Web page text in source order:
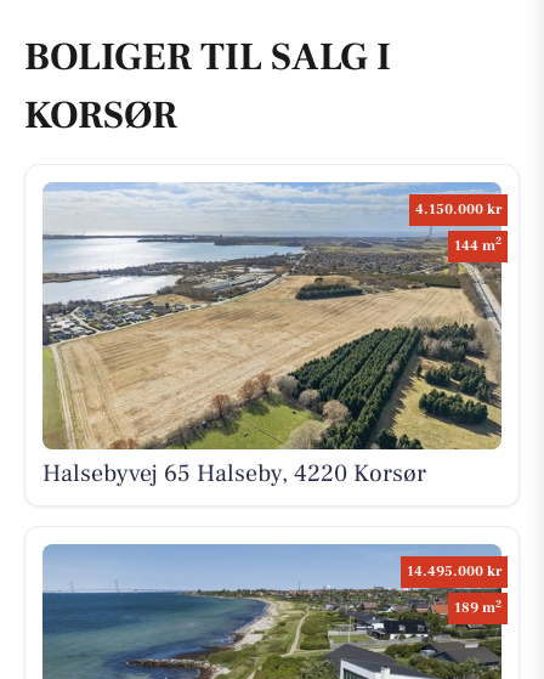
BOLIGER TIL SALG I
KORSØR
4.150.000 kr
144 m2
Halsebyvej 65 Halseby, 4220 Korsør
14.495.000 kr
189 m2